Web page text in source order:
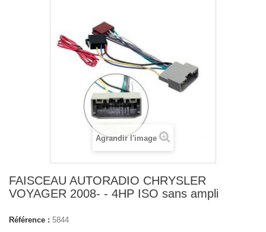
Agrandir l'image
FAISCEAU AUTORADIO CHRYSLER
VOYAGER 2008- - 4HP ISO sans ampli
Référence : 5844